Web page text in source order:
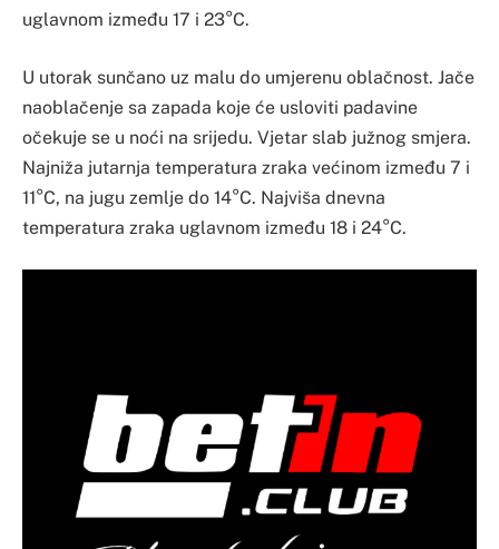
uglavnom između 17 i 23°C.
U utorak sunčano uz malu do umjerenu oblačnost. Jače
naoblačenje sa zapada koje će usloviti padavine
očekuje se u noći na srijedu. Vjetar slab južnog smjera.
Najniža jutarnja temperatura zraka većinom između 7 i
11°C, na jugu zemlje do 14°C. Najviša dnevna
temperatura zraka uglavnom između 18 i 24°C.